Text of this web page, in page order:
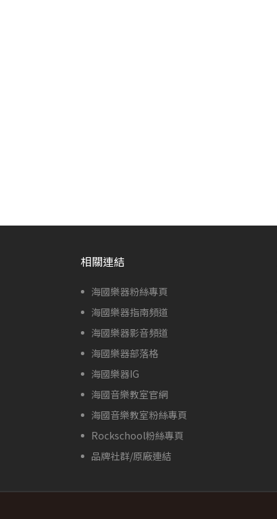
相關連結
海國樂器粉絲專頁
海國樂器指南頻道
海國樂器影音頻道
海國樂器部落格
海國樂器IG
海國音樂教室官網
海國音樂教室粉絲專頁
Rockschool粉絲專頁
品牌社群/原廠連結